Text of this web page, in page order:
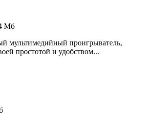
Мб
мультимедийный проигрыватель,
простотой и удобством...